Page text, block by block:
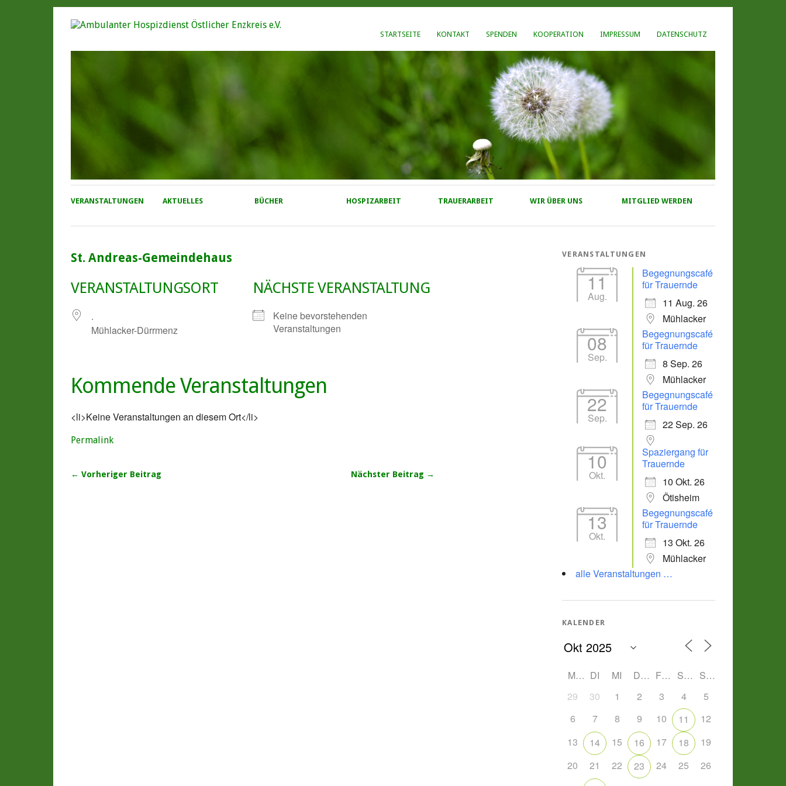
STARTSEITE KONTAKT SPENDEN KOOPERATION IMPRESSUM DATENSCHUTZ
VERANSTALTUNGEN AKTUELLES BÜCHER HOSPIZARBEIT TRAUERARBEIT WIR ÜBER UNS MITGLIED WERDEN
St. Andreas-Gemeindehaus
VERANSTALTUNGSORT
.
Mühlacker-Dürrmenz
NÄCHSTE VERANSTALTUNG
Keine bevorstehenden
Veranstaltungen
Kommende Veranstaltungen
<li>Keine Veranstaltungen an diesem Ort</li>
Permalink
← Vorheriger Beitrag Nächster Beitrag →
VERANSTALTUNGEN
11
Aug.
Begegnungscafé
für Trauernde
11 Aug. 26
Mühlacker
08
Sep.
Begegnungscafé
für Trauernde
8 Sep. 26
Mühlacker
22
Sep.
Begegnungscafé
für Trauernde
22 Sep. 26
10
Okt.
Spaziergang für
Trauernde
10 Okt. 26
Ötisheim
13
Okt.
Begegnungscafé
für Trauernde
13 Okt. 26
Mühlacker
alle Veranstaltungen …
KALENDER
MO DI MI DO FR SA
SO
29
30 1 2 3 4
5
6
7 8 9 10 11
12
13
14 15 16 17 18
19
20
21 22 23 24 25
26